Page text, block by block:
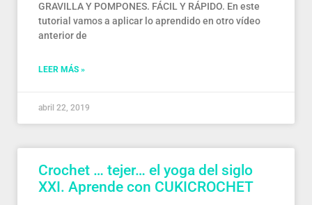
GRAVILLA Y POMPONES. FÁCIL Y RÁPIDO. En este
tutorial vamos a aplicar lo aprendido en otro vídeo
anterior de
LEER MÁS »
abril 22, 2019
Crochet … tejer… el yoga del siglo
XXI. Aprende con CUKICROCHET